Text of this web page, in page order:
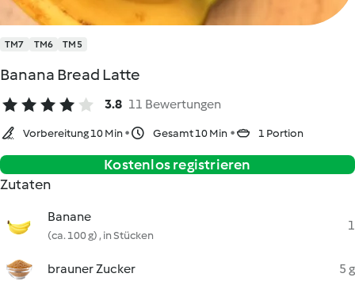
TM7 TM6 TM5
Banana Bread Latte
3.8 11 Bewertungen
Vorbereitung 10 Min Gesamt 10 Min 1 Portion
Kostenlos registrieren
Zutaten
Banane
(ca. 100 g) , in Stücken
1
brauner Zucker 5 g